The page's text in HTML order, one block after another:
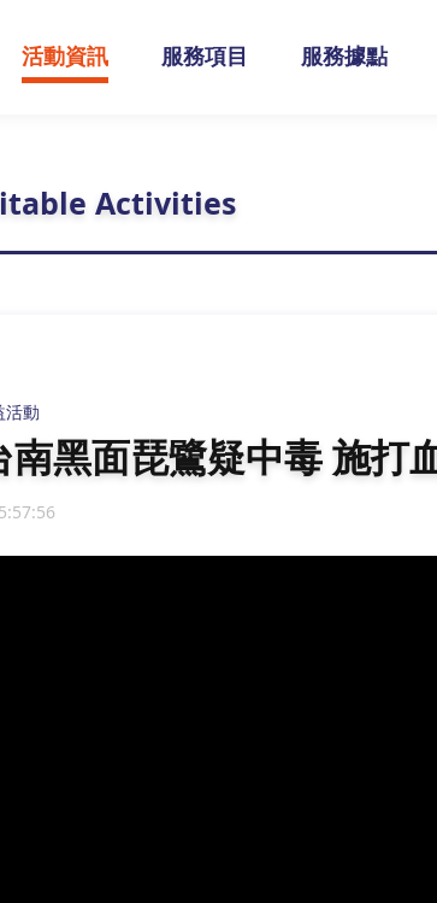
活動資訊 服務項目 服務據點
Activities
活動
南黑面琵鷺疑中毒 施打